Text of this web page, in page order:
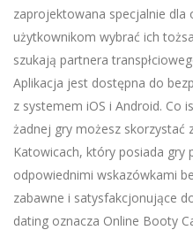
zaprojektowana specjalnie dla
użytkownikom wybrać ich
szukają partnera
Aplikacja jest dostępna do
z systemem iOS i Android. Co
żadnej gry możesz skorzystać
Katowicach, który posiada gry
odpowiednimi wskazówkami
zabawne i satysfakcjonujące
dating oznacza Online Booty